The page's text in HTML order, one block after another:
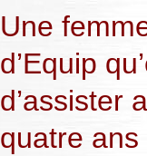
Une
d’Equip
d’assister
quatre